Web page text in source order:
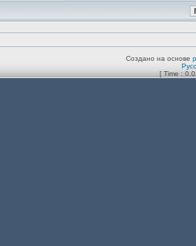
Создано на основе
[ Time :